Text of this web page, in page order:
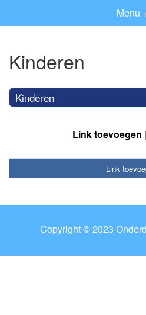
Menu
Kinderen
Kinderen
Link toevoegen
Link
Copyright © 2023